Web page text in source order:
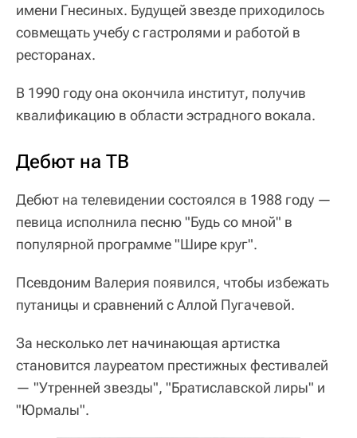
имени Гнесиных. Будущей звезде приходилось
совмещать учебу с гастролями и работой в
ресторанах.
В 1990 году она окончила институт, получив
квалификацию в области эстрадного вокала.
Дебют на ТВ
Дебют на телевидении состоялся в 1988 году —
певица исполнила песню "Будь со мной" в
популярной программе "Шире круг".
Псевдоним Валерия появился, чтобы избежать
путаницы и сравнений с Аллой Пугачевой.
За несколько лет начинающая артистка
становится лауреатом престижных фестивалей
— "Утренней звезды", "Братиславской лиры" и
"Юрмалы".